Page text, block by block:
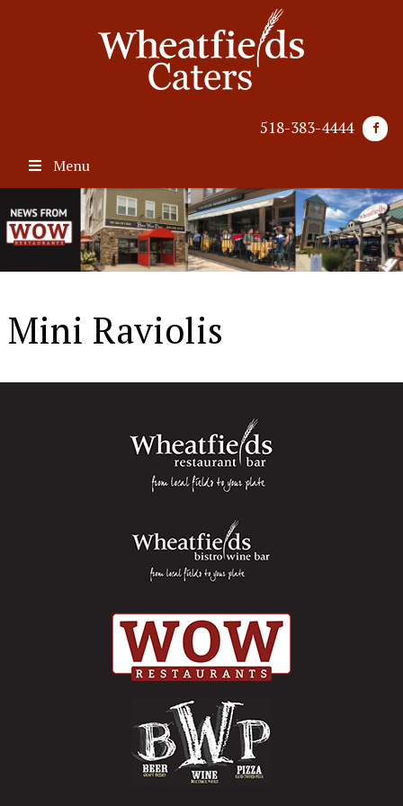
518-383-4444
Menu
Mini Raviolis